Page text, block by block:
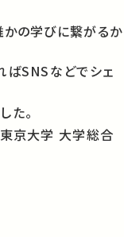
の学びに繋がるか
ばSNSなどでシェ
た。
東京大学 大学総合